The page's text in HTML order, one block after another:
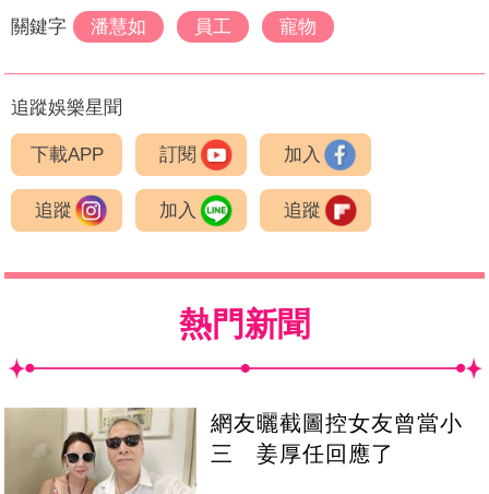
關鍵字 潘慧如 員工 寵物
追蹤娛樂星聞
下載APP 訂閱 加入
追蹤 加入 追蹤
熱門新聞
網友曬截圖控女友曾當小
三 姜厚任回應了